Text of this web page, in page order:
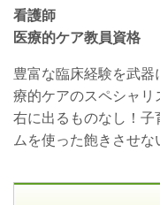
看護師
医療的ケア教員資格
豊富な臨床経験を武
療的ケアのスペシャ
右に出るものなし！
ムを使った飽きさせな